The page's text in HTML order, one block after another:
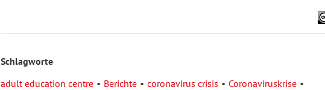
Schlagworte
adult education centre
Berichte coronavirus crisis
Coronaviruskrise